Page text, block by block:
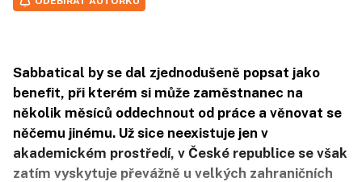
Sabbatical by se dal zjednodušeně popsat jako
benefit, při kterém si může zaměstnanec na
několik měsíců oddechnout od práce a věnovat se
něčemu jinému. Už sice neexistuje jen v
akademickém prostředí, v České republice se však
zatím vyskytuje převážně u velkých zahraničních